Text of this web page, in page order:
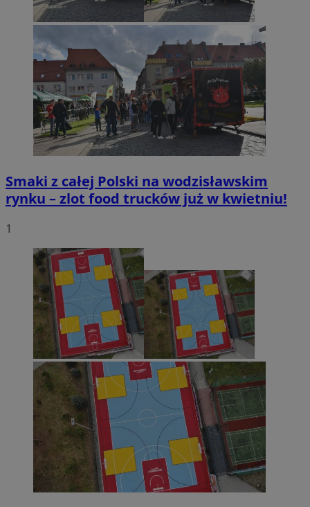
Smaki z całej Polski na wodzisławskim
rynku – zlot food trucków już w kwietniu!
1